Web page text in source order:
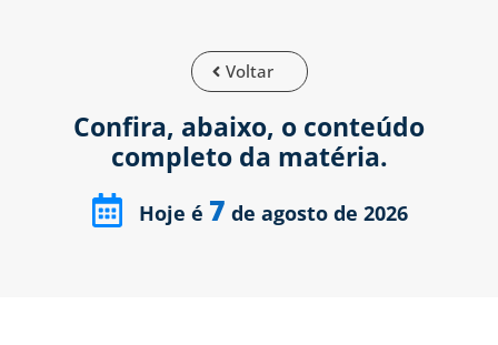
Voltar
Confira, abaixo, o conteúdo
completo da matéria.
Hoje é 7 de agosto de 2026